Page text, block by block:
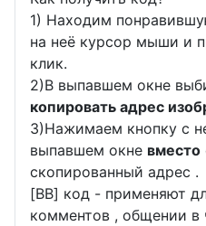
1) Находим
на неё курсор мыши и
клик.
2)В выпавшем окне
копировать адрес
3)Нажимаем кнопку с
выпавшем окне вместо
скопированный адрес .
[BB] код - применяют
комментов , общении в